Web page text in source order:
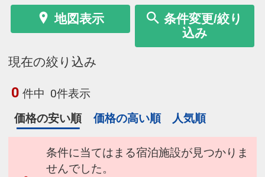
地図表示
条件変更/絞り
込み
現在の絞り込み
0 件中 0件表示
価格の安い順
価格の高い順 人気順
条件に当てはまる宿泊施設が見つかりま
せんでした。